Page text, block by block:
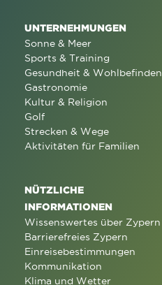
UNTERNEHMUNGEN
Sonne & Meer
Sports & Training
Gesundheit & Wohlbefinden
Gastronomie
Kultur & Religion
Golf
Strecken & Wege
Aktivitäten für Familien
NÜTZLICHE
INFORMATIONEN
Wissenswertes über Zypern
Barrierefreies Zypern
Einreisebestimmungen
Kommunikation
Klima und Wetter